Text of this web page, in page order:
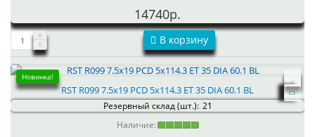
14740р.
В корзину
Новинка!
RST R099 7.5x19 PCD 5x114.3 ET 35 DIA 60.1 BL
Резервный склад (шт.): 21
Наличие: